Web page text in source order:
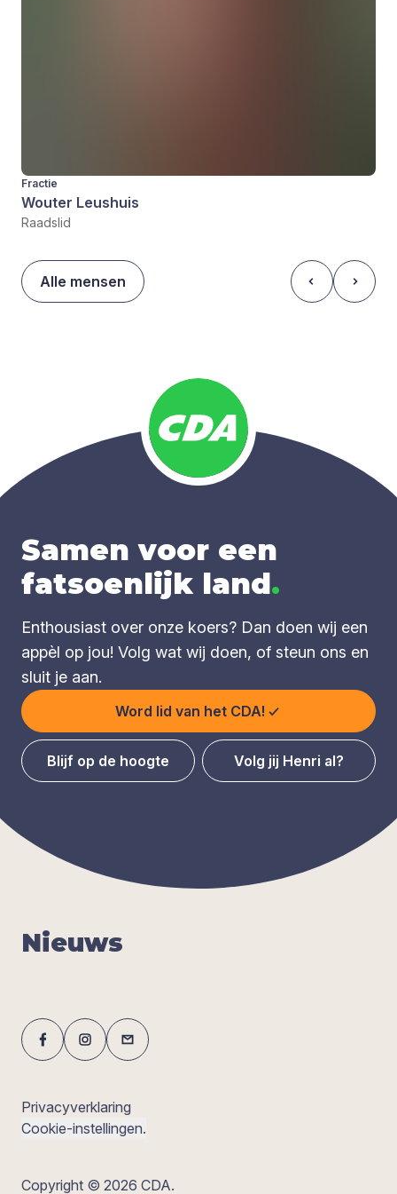
Fractie
Wouter Leushuis
Raadslid
Alle mensen
Samen voor een
fatsoenlijk land.
Enthousiast over onze koers? Dan doen wij een
appèl op jou! Volg wat wij doen, of steun ons en
sluit je aan.
Word lid van het CDA!
Blijf op de hoogte Volg jij Henri al?
Nieuws
Privacyverklaring
Cookie-instellingen.
Copyright © 2026 CDA.